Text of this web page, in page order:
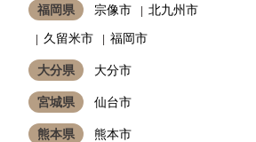
福岡県 宗像市
北九州市
久留米市
福岡市
大分県 大分市
宮城県 仙台市
熊本県 熊本市